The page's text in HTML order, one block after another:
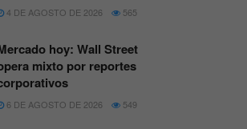
4 DE AGOSTO DE 2026 565
hoy: Wall Street
mixto por reportes
6 DE AGOSTO DE 2026 549